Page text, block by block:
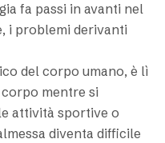
fa passi in avanti nel
i problemi derivanti
del corpo umano, è lì
mentre si
attività sportive o
diventa difficile